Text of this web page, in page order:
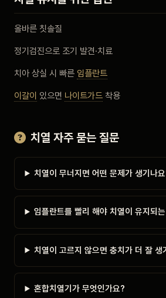
올바른 칫솔질
정기검진으로 조기 발견·치료
치아 상실 시 빠른 임플란트
이갈이 있으면 나이트가드 착용
치열 자주 묻는 질문
치열이 무너지면 어떤 문제가 생기나
임플란트를 빨리 해야 치열이 유지되
치열이 고르지 않으면 충치가 더 잘 생
혼합치열기가 무엇인가요?